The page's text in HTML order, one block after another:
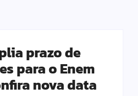
prazo de
para o Enem
nova data